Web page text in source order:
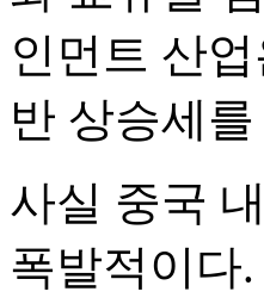
인먼트 산
반 상승세
사실 중국
폭발적이다